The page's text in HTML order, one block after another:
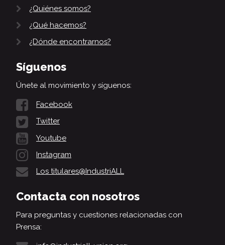
¿Quiénes somos?
¿Qué hacemos?
¿Dónde encontrarnos?
Síguenos
Únete al movimiento y síguenos:
Facebook
Twitter
Youtube
Instagram
Los titulares@IndustriALL
Contacta con nosotros
Para preguntas y cuestiones relacionadas con
Prensa: